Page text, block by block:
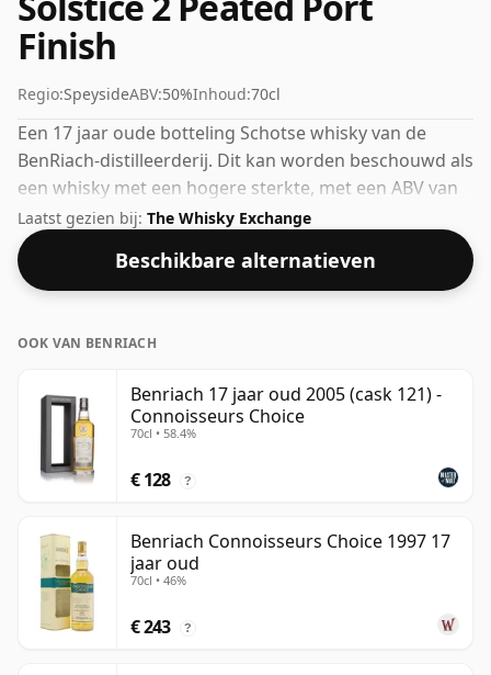
Finish
Regio:SpeysideABV:50%Inhoud:70cl
Een 17 jaar oude botteling Schotse whisky van de
BenRiach-distilleerderij. Dit kan worden beschouwd als
een whisky met een hogere sterkte, met een ABV van
50%. Wordt geleverd in de reguliere bottelgrootte van
70cl.
Laatst gezien bij: The Whisky Exchange
Beschikbare alternatieven
OOK VAN BENRIACH
Benriach 17 jaar oud 2005 (cask 121) -
Connoisseurs Choice
70cl • 58.4%
€ 128 ?
Benriach Connoisseurs Choice 1997 17
jaar oud
70cl • 46%
€ 243 ?